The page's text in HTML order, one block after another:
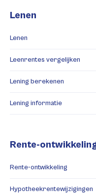
Lenen
Lenen
Leenrentes vergelijken
Lening berekenen
Lening informatie
Rente-
Rente-ontwikkeling
Hypotheekrentewijzigingen